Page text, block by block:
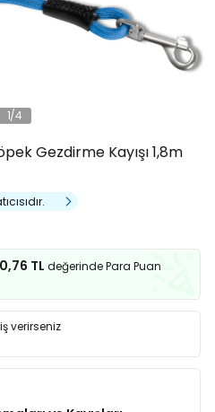
1/4
Gezdirme Kayışı 1,8m
TL değerinde Para Puan
verirseniz